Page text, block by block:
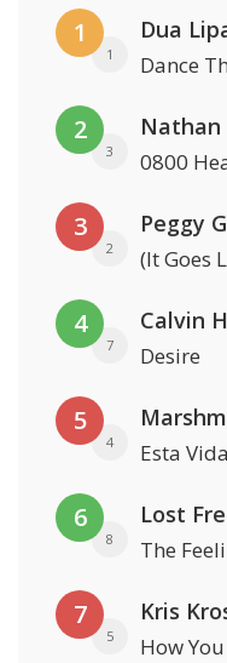
1
1
Dua
Dance
2
3 0800
3
2
Peggy
(It Goes
4
7
Calvin
Desire
5
4 Esta Vida
6
8
Lost
The
7
5 How